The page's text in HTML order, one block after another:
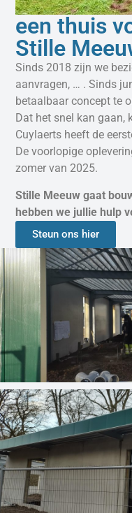
een thuis
Stille
Sinds 2018 zijn we
aanvragen, … . Sinds
betaalbaar concept te
Dat het snel kan gaan,
Cuylaerts heeft de
De voorlopige
zomer van 2025.
Stille Meeuw gaat
hebben we jullie hulp
Steun ons hier